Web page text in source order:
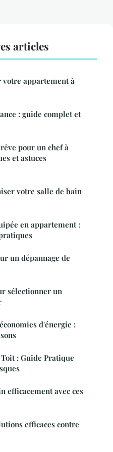
articles
appartement à
: guide complet et
pour un chef à
et astuces
votre salle de bain
en appartement :
un dépannage de
sélectionner un
d'énergie :
: Guide Pratique
efficacement avec ces
efficaces contre